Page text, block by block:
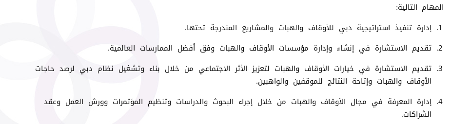
المهام التالية:
إدارة تنفيذ استراتيجية دبي للأوقاف والهبات والمشاريع المندرجة تحتها.
تقديم الاستشارة في إنشاء وإدارة مؤسسات الأوقاف والهبات وفق أفضل الممارسات العالمية.
تقديم الاستشارة في خيارات الأوقاف والهبات لتعزيز الأثر الاجتماعي من خلال بناء وتشغيل نظام دبي لرصد حاجات
الأوقاف والهبات وإتاحة النتائج للموقفين والواهبين.
إدارة المعرفة في مجال الأوقاف والهبات من خلال إجراء البحوث والدراسات وتنظيم المؤتمرات وورش العمل وعقد
الشراكات.